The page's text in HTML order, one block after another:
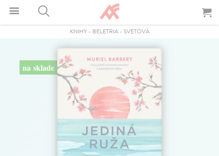
KNIHY- BELETRIA- SVETOVÁ
na sklade